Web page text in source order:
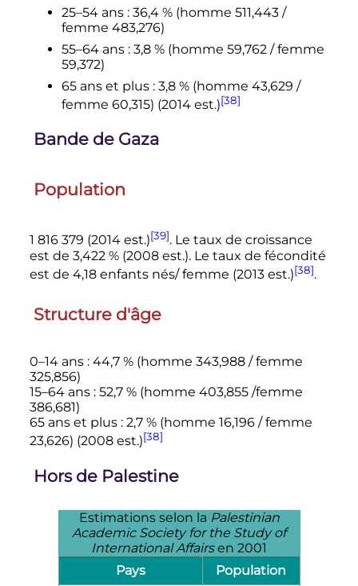
25–54 ans : 36,4 % (homme 511,443 /
femme 483,276)
55–64 ans : 3,8 % (homme 59,762 / femme
59,372)
65 anset plus : 3,8 % (homme 43,629 /
femme 60,315) (2014 est.)[38]
Bande de Gaza
Population
1 816 379 (2014 est.)[39]. Le taux de croissance
est de 3,422 % (2008 est.). Le taux de fécondité
est de 4,18 enfantsnés/ femme (2013 est.)[38].
Structure d'âge
0–14 ans : 44,7 % (homme 343,988 / femme
325,856)
15–64 ans : 52,7 % (homme 403,855 /femme
386,681)
65 anset plus : 2,7 % (homme 16,196 / femme
23,626) (2008 est.)[38]
Hors de Palestine
Estimations selon la Palestinian
Academic Society for the Study of
International Affairsen 2001
Pays
Population